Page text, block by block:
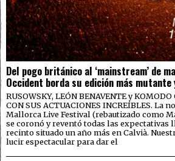
Del pogo británico al ‘mainstream’ de
Occident borda su edición más
RUSOWSKY, LEÓN BENAVENTE y
CON SUS ACTUACIONES INCREÍBLES. La
Mallorca Live Festival (rebautizado como
se coronó y reventó todas las expectativas
recinto situado un año más en Calvià.
lucir espectacular para dar el